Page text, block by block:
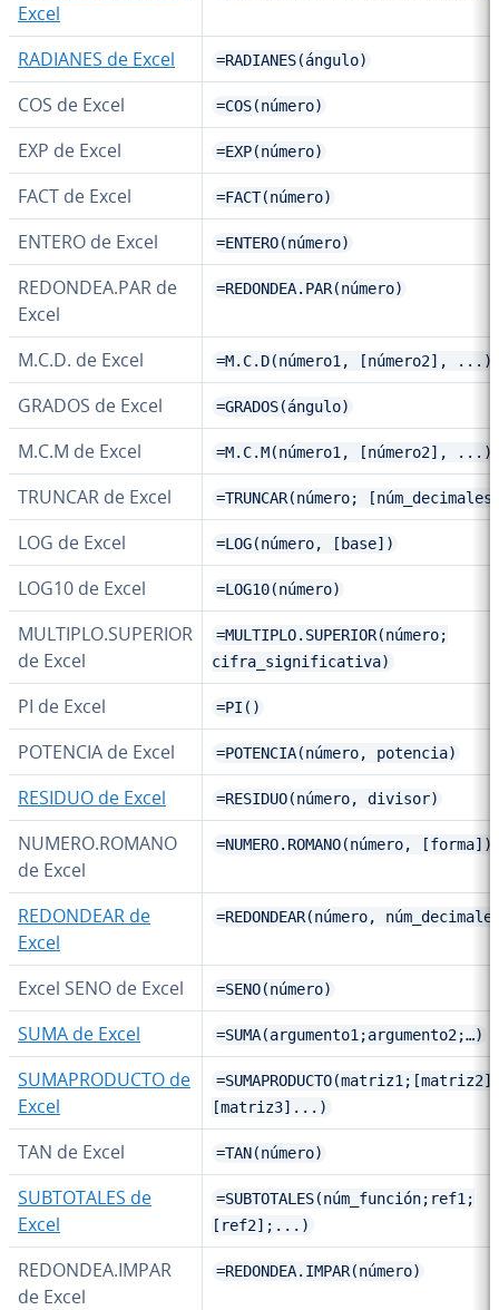
Excel
RADIANES de Excel =RADIANES(ángulo)
COS de Excel =COS(número)
EXP de Excel =EXP(número)
FACT de Excel =FACT(número)
ENTERO de Excel =ENTERO(número)
REDONDEA.PAR de
Excel
=REDONDEA.PAR(número)
M.C.D. de Excel =M.C.D(número1, [número2], ...)
GRADOS de Excel =GRADOS(ángulo)
M.C.M de Excel =M.C.M(número1, [número2], ...)
TRUNCAR de Excel =TRUNCAR(número;
LOG de Excel =LOG(número, [base])
LOG10 de Excel =LOG10(número)
MULTIPLO.SUPERIOR
de Excel
=MULTIPLO.SUPERIOR(número;
cifra_significativa)
PI de Excel =PI()
POTENCIA de Excel =POTENCIA(número, potencia)
RESIDUO de Excel =RESIDUO(número, divisor)
NUMERO.ROMANO
de Excel
=NUMERO.ROMANO(número, [forma])
REDONDEAR de
Excel
=REDONDEAR(número,
Excel SENO de Excel =SENO(número)
SUMA de Excel =SUMA(argumento1;argumento2;…)
SU­MA­PRO­DU­C­TO de
Excel
[matriz3]...)
TAN de Excel =TAN(número)
SU­B­TO­TA­LES de
Excel
=SUBTOTALES(núm_función;ref1;
[ref2];...)
REDONDEA.IMPAR
de Excel
=REDONDEA.IMPAR(número)